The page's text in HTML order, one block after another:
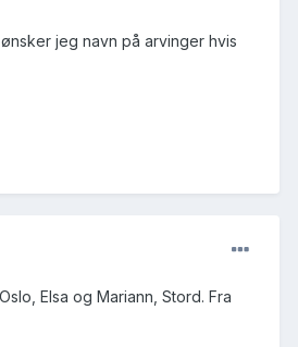
jeg navn på arvinger hvis
Elsa og Mariann, Stord. Fra